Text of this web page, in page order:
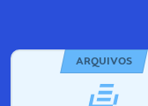
ARQUIVOS